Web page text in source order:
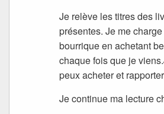
Je relève les titres des
présentes. Je me
bourrique en achetant
chaque fois que je
peux acheter et
Je continue ma lecture